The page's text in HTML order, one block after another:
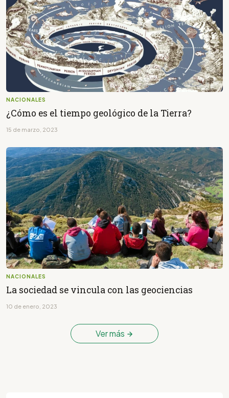
NACIONALES
¿Cómo es el tiempo geológico de la Tierra?
15 de marzo, 2023
NACIONALES
La sociedad se vincula con las geociencias
10 de enero, 2023
Ver más